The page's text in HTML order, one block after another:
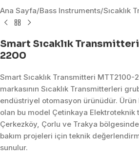
Ana Sayfa/Bass Instruments/Sıcaklık
Smart Sıcaklık
2200
Smart Sıcaklık Transmitteri
markasının Sıcaklık Transmitterleri
endüstriyel otomasyon ürünüdür.
olan bu model Çetinkaya Elektroteknik
Çerkezköy, Çorlu ve Trakya
bakım projeleri için teknik
sunulur.